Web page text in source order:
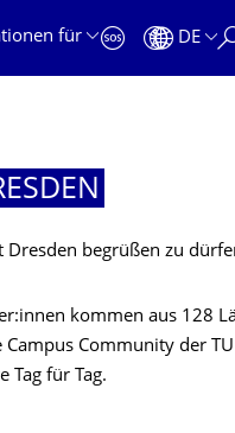
für DE
Dresden begrüßen zu
kommen aus 128
Community der
Tag für Tag.